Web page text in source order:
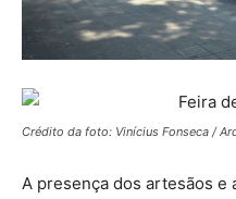
Crédito da foto: Vinícius Fonseca /
A presença dos artesãos e